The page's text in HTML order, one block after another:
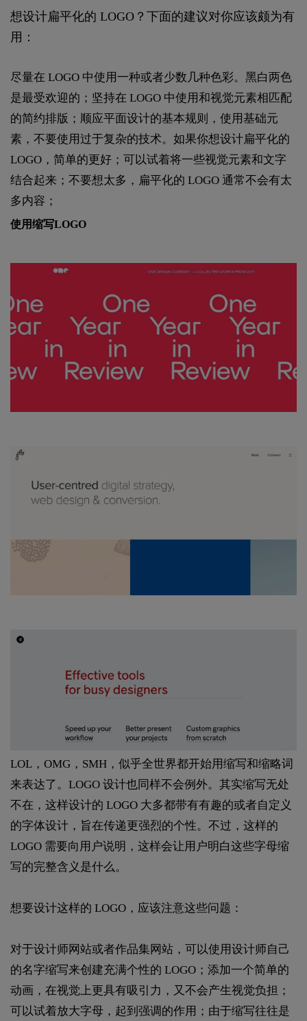
想设计扁平化的 LOGO？下面的建议对你应该颇为有
用：
尽量在 LOGO 中使用一种或者少数几种色彩。黑白两色
是最受欢迎的；坚持在 LOGO 中使用和视觉元素相匹配
的简约排版；顺应平面设计的基本规则，使用基础元
素，不要使用过于复杂的技术。如果你想设计扁平化的
LOGO，简单的更好；可以试着将一些视觉元素和文字
结合起来；不要想太多，扁平化的 LOGO 通常不会有太
多内容；
使用缩写LOGO
LOL，OMG，SMH，似乎全世界都开始用缩写和缩略词
来表达了。LOGO 设计也同样不会例外。其实缩写无处
不在，这样设计的 LOGO 大多都带有有趣的或者自定义
的字体设计，旨在传递更强烈的个性。不过，这样的
LOGO 需要向用户说明，这样会让用户明白这些字母缩
写的完整含义是什么。
想要设计这样的 LOGO，应该注意这些问题：
对于设计师网站或者作品集网站，可以使用设计师自己
的名字缩写来创建充满个性的 LOGO；添加一个简单的
动画，在视觉上更具有吸引力，又不会产生视觉负担；
可以试着放大字母，起到强调的作用；由于缩写往往是